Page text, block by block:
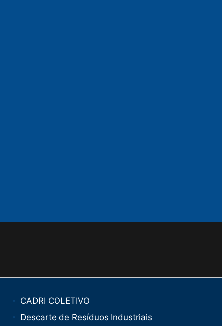
CADRI COLETIVO
Descarte de Resíduos Industriais